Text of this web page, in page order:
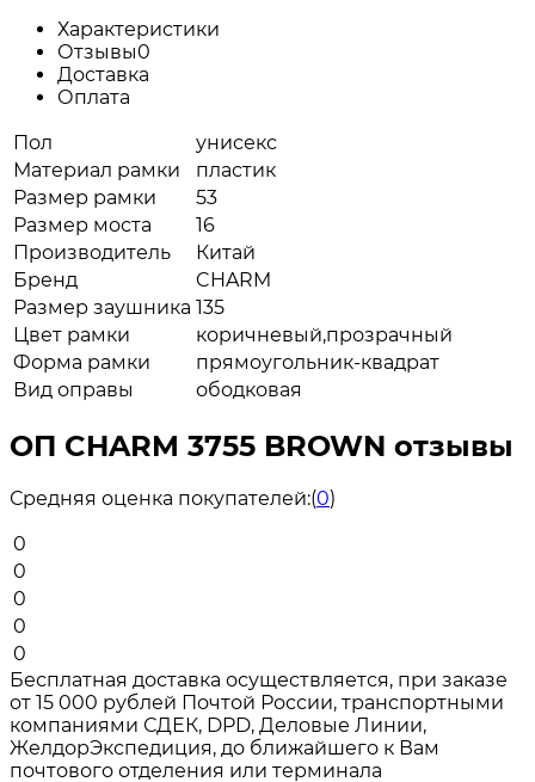
Характеристики
Отзывы0
Доставка
Оплата
Пол
унисекс
Материал рамки
пластик
Размер рамки
53
Размер моста
16
Производитель
Китай
Бренд
CHARM
Размер заушника 135
Цвет рамки
коричневый,прозрачный
Форма рамки
прямоугольник-квадрат
Вид оправы
ободковая
ОП CHARM 3755 BROWN отзывы
Средняя оценка покупателей:(0)
0
0
0
0
0
Бесплатная доставка осуществляется, при заказе
от 15 000 рублей Почтой России, транспортными
компаниями СДЕК, DPD, Деловые Линии,
ЖелдорЭкспедиция, до ближайшего к Вам
почтового отделения или терминала